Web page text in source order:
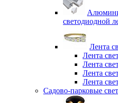
светодиодной
Лента
Лента
Лента
Лента
Лента
Садово-парковые